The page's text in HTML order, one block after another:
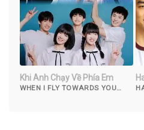
Khi Anh Chạy Về Phía Em
WHEN I FLY TOWARDS YOU